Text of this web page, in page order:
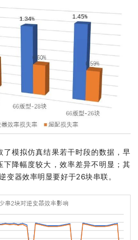
了模拟仿真结果若干时段的数据，早
下降幅度较大，效率差异不明显；其
变器效率明显要好于26块串联。